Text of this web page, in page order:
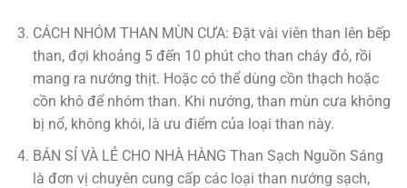
CÁCH NHÓM THAN MÙN CƯA: Đặt vài viên than lên bếp
than, đợi khoảng 5 đến 10 phút cho than cháy đỏ, rồi
mang ra nướng thịt. Hoặc có thể dùng cồn thạch hoặc
cồn khô để nhóm than. Khi nướng, than mùn cưa không
bị nổ, không khói, là ưu điểm của loại than này.
BÁN SỈ VÀ LẺ CHO NHÀ HÀNG Than Sạch Nguồn Sáng
là đơn vị chuyên cung cấp các loại than nướng sạch,